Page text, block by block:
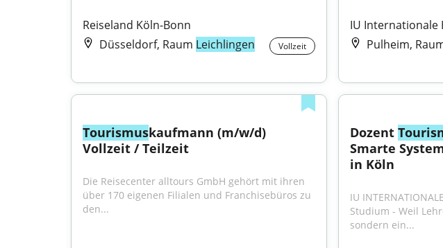
Reiseland Köln-Bonn
Düsseldorf, Raum Leichlingen Vollzeit
IU Internationale
Pulheim,
Tourismuskaufmann (m/w/d)
Vollzeit / Teilzeit
Die Reisecenter alltours GmbH gehört mit ihren
über 170 eigenen Filialen und Franchisebüros zu
den...
Dozent
Smarte
in Köln
IU
Studium - Weil
sondern ein...